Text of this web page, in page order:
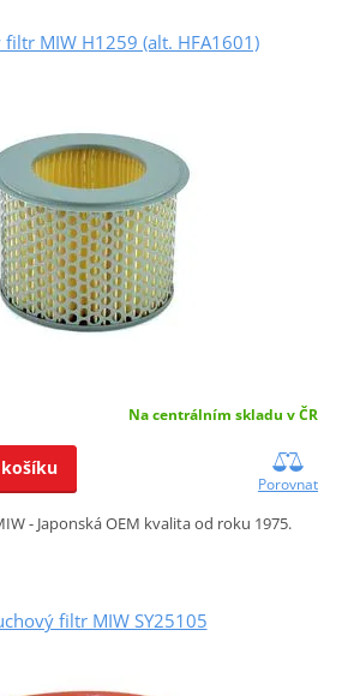
filtr MIW H1259 (alt. HFA1601)
Na centrálním skladu v ČR
košíku
Porovnat
- Japonská OEM kvalita od roku 1975.
filtr MIW SY25105